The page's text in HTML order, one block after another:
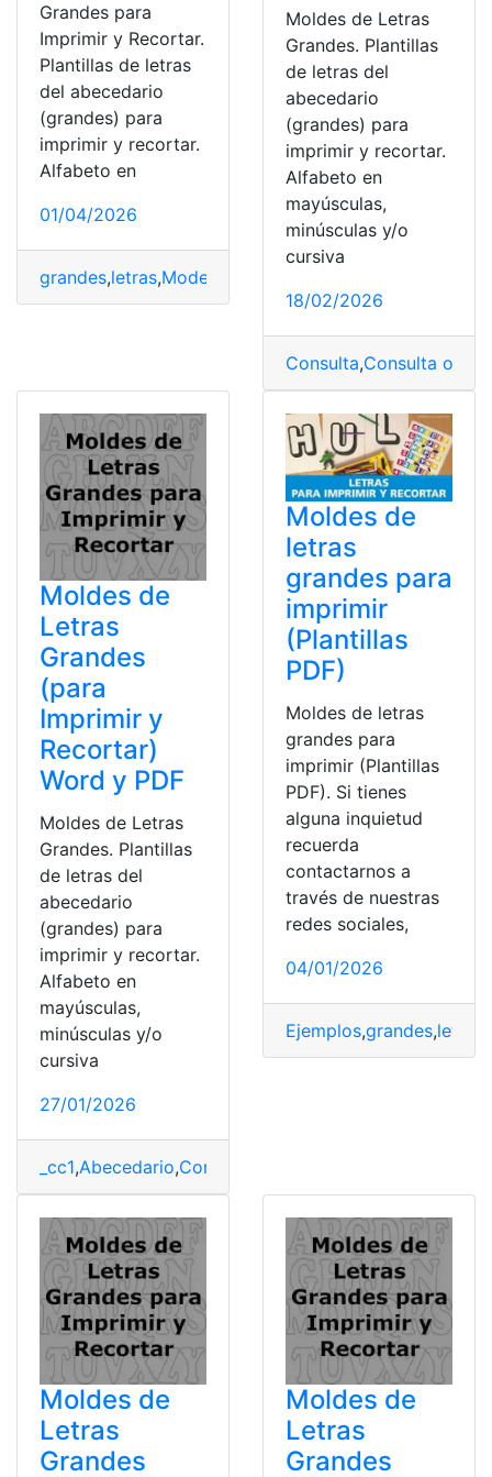
Grandes para
Imprimir y Recortar.
Plantillas de letras
del abecedario
(grandes) para
imprimir y recortar.
Alfabeto en
01/04/2026
grandes,letras,Modelos
Moldes de Letras
Grandes. Plantillas
de letras del
abecedario
(grandes) para
imprimir y recortar.
Alfabeto en
mayúsculas,
minúsculas y/o
cursiva
18/02/2026
Consulta,Consulta online
Moldes de
Letras
Grandes
(para
Imprimir y
Recortar)
Word y PDF
Moldes de Letras
Grandes. Plantillas
de letras del
abecedario
(grandes) para
imprimir y recortar.
Alfabeto en
mayúsculas,
minúsculas y/o
cursiva
27/01/2026
_cc1,Abecedario,Consultas
Moldes de
letras
grandes para
imprimir
(Plantillas
PDF)
Moldes de letras
grandes para
imprimir (Plantillas
PDF). Si tienes
alguna inquietud
recuerda
contactarnos a
través de nuestras
redes sociales,
04/01/2026
Ejemplos,grandes,letras
Moldes de
Letras
Grandes
Moldes de
Letras
Grandes